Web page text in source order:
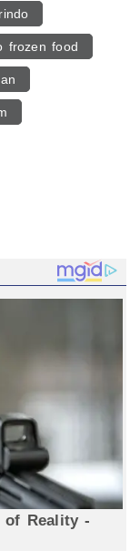
frozen food